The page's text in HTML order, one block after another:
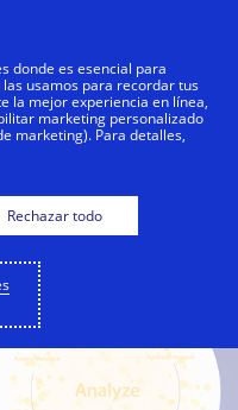
Para socios
donde es esencial para
usamos para recordar tus
la mejor experiencia en línea,
marketing personalizado
marketing). Para detalles,
Rechazar todo